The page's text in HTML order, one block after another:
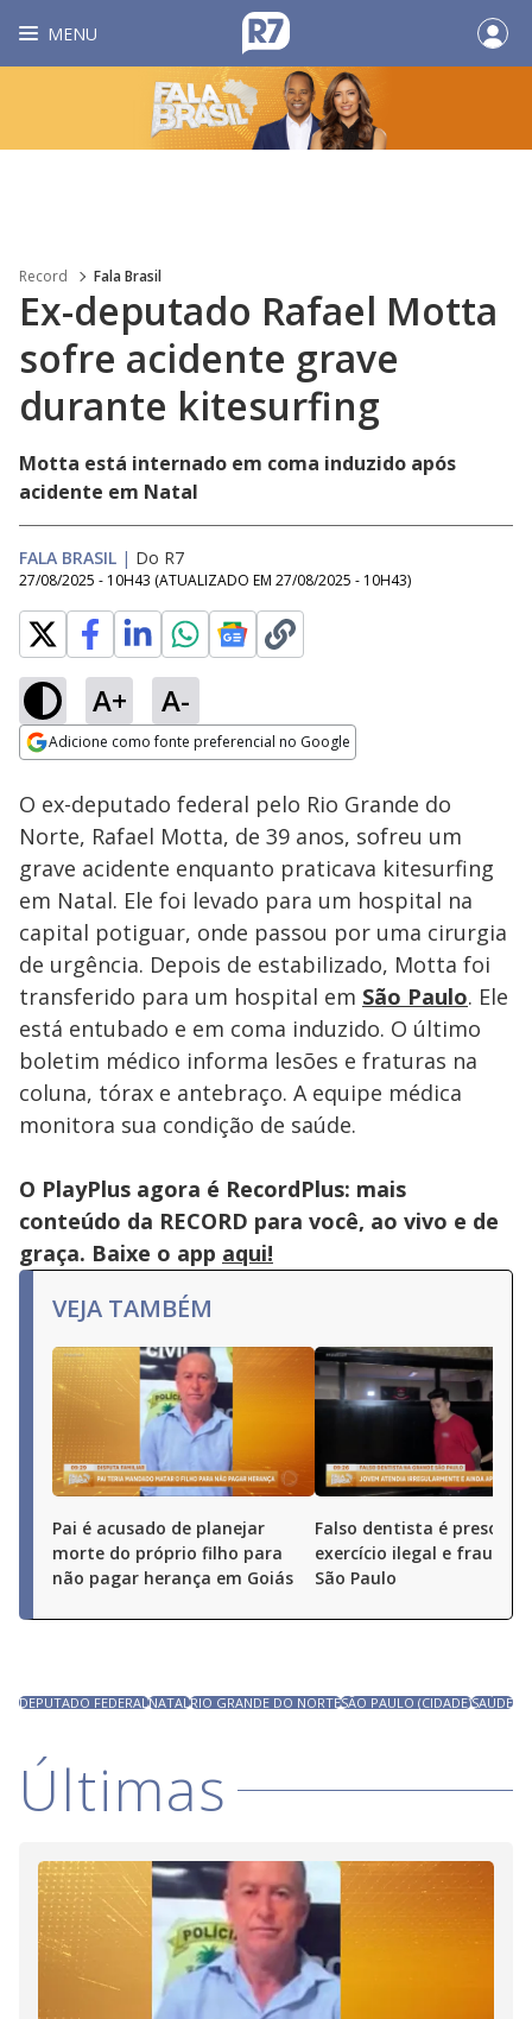
MENU
Record Fala Brasil
Ex-deputado Rafael Motta
sofre acidente grave
durante kitesurfing
Motta está internado em coma induzido após
acidente em Natal
FALA BRASIL | Do R7
27/08/2025 - 10H43 (ATUALIZADO EM 27/08/2025 - 10H43)
A+ A-
Adicione como fonte preferencial no Google
planejar morte do
próprio filho para
não pagar herança
em Goiás
Ativar
100.00%
O ex-deputado federal pelo Rio Grande do
Norte, Rafael Motta, de 39 anos, sofreu um
grave acidente enquanto praticava kitesurfing
em Natal. Ele foi levado para um hospital na
capital potiguar, onde passou por uma cirurgia
de urgência. Depois de estabilizado, Motta foi
transferido para um hospital em São Paulo. Ele
está entubado e em coma induzido. O último
boletim médico informa lesões e fraturas na
coluna, tórax e antebraço. A equipe médica
monitora sua condição de saúde.
O PlayPlus agora é RecordPlus: mais
conteúdo da RECORD para você, ao vivo e de
graça. Baixe o app aqui!
VEJA TAMBÉM
Pai é acusado de planejar
morte do próprio filho para
não pagar herança em Goiás
Falso dentista é preso por
exercício ilegal e fraude
São Paulo
DEPUTADO FEDERALNATALRIO GRANDE DO NORTESÃO PAULO (CIDADE)SAÚDE
Últimas